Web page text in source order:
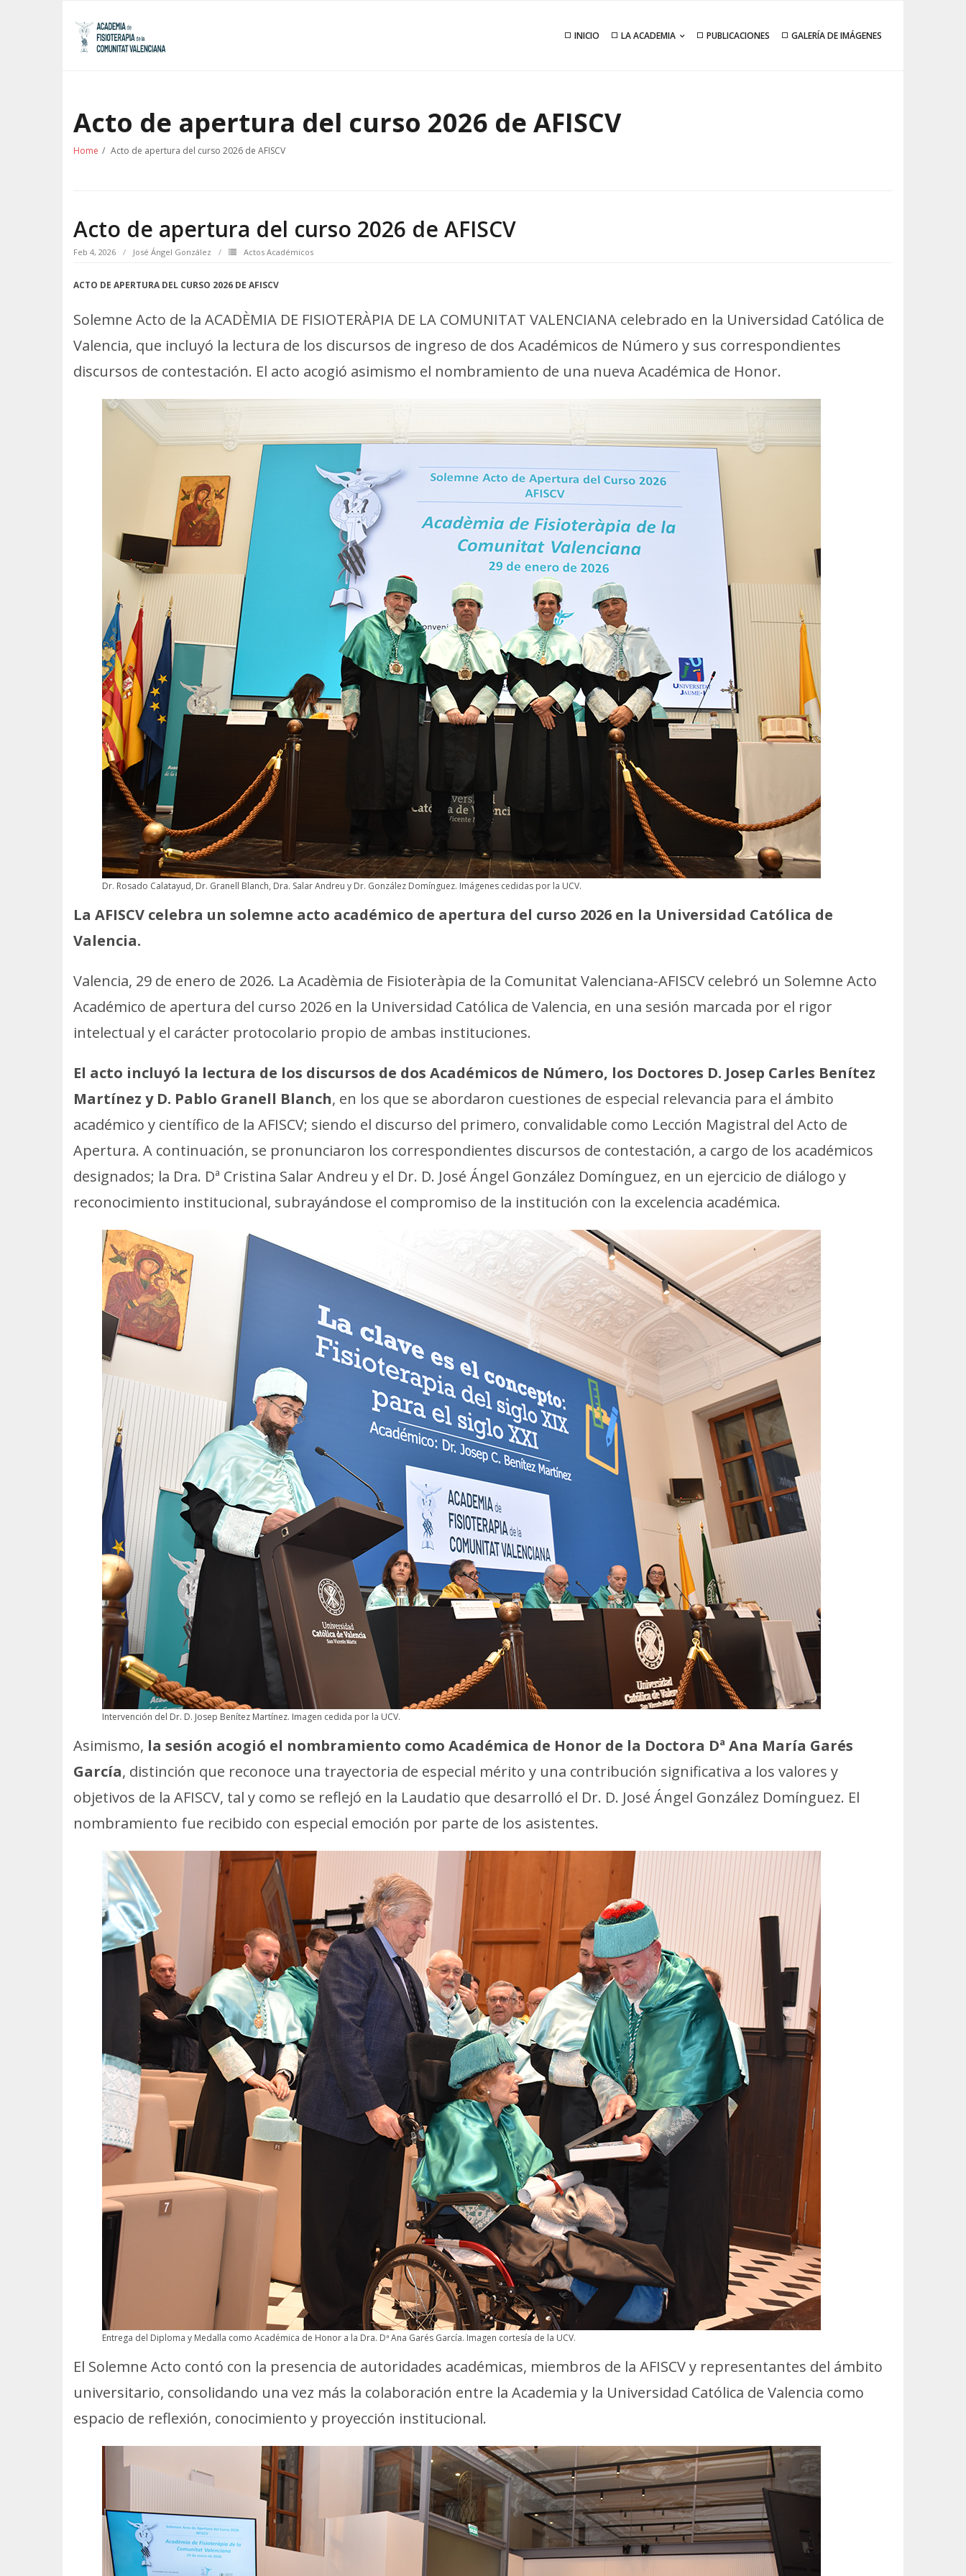
content
INICIO LA ACADEMIA PUBLICACIONES GALERÍA DE IMÁGENES
Acto de apertura del curso 2026 de AFISCV
Home / Acto de apertura del curso 2026 de AFISCV
Acto de apertura del curso 2026 de AFISCV
Feb 4, 2026 José Ángel González Actos Académicos
ACTO DE APERTURA DEL CURSO 2026 DE AFISCV
Solemne Acto de la ACADÈMIA DE FISIOTERÀPIA DE LA COMUNITAT VALENCIANA celebrado en la Universidad Católica de
Valencia, que incluyó la lectura de los discursos de ingreso de dos Académicos de Número y sus correspondientes
discursos de contestación. El acto acogió asimismo el nombramiento de una nueva Académica de Honor.
Dr. Rosado Calatayud, Dr. Granell Blanch, Dra. Salar Andreu y Dr. González Domínguez. Imágenes cedidas por la UCV.
La AFISCV celebra un solemne acto académico de apertura del curso 2026 en la Universidad Católica de
Valencia.
Valencia, 29 de enero de 2026. La Acadèmia de Fisioteràpia de la Comunitat Valenciana-AFISCV celebró un Solemne Acto
Académico de apertura del curso 2026 en la Universidad Católica de Valencia, en una sesión marcada por el rigor
intelectual y el carácter protocolario propio de ambas instituciones.
El acto incluyó la lectura de los discursos de dos Académicos de Número, los Doctores D. Josep Carles Benítez
Martínez y D. Pablo Granell Blanch, en los que se abordaron cuestiones de especial relevancia para el ámbito
académico y científico de la AFISCV; siendo el discurso del primero, convalidable como Lección Magistral del Acto de
Apertura. A continuación, se pronunciaron los correspondientes discursos de contestación, a cargo de los académicos
designados; la Dra. Dª Cristina Salar Andreu y el Dr. D. José Ángel González Domínguez, en un ejercicio de diálogo y
reconocimiento institucional, subrayándose el compromiso de la institución con la excelencia académica.
Intervención del Dr. D. Josep Benítez Martínez. Imagen cedida por la UCV.
Asimismo, la sesión acogió el nombramiento como Académica de Honor de la Doctora Dª Ana María Garés
García, distinción que reconoce una trayectoria de especial mérito y una contribución significativa a los valores y
objetivos de la AFISCV, tal y como se reflejó en la Laudatio que desarrolló el Dr. D. José Ángel González Domínguez. El
nombramiento fue recibido con especial emoción por parte de los asistentes.
Entrega del Diploma y Medalla como Académica de Honor a la Dra. Dª Ana Garés García. Imagen cortesía de la UCV.
El Solemne Acto contó con la presencia de autoridades académicas, miembros de la AFISCV y representantes del ámbito
universitario, consolidando una vez más la colaboración entre la Academia y la Universidad Católica de Valencia como
espacio de reflexión, conocimiento y proyección institucional.